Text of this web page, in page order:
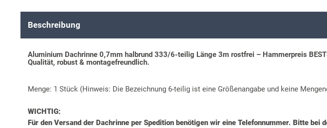
Beschreibung
Aluminium Dachrinne 0,7mm halbrund 333/6-teilig Länge 3m rostfrei – Hammerpreis
Qualität, robust & montagefreundlich.
Menge: 1 Stück (Hinweis: Die Bezeichnung 6-teilig ist eine Größenangabe und keine
WICHTIG:
Für den Versand der Dachrinne per Spedition benötigen wir eine Telefonnummer. Bitte bei